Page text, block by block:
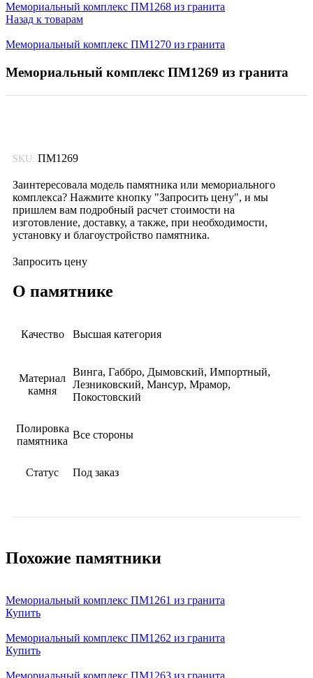
Мемориальный комплекс ПМ1268 из гранита
Назад к товарам
Мемориальный комплекс ПМ1270 из гранита
Мемориальный комплекс ПМ1269 из гранита
SKU: ПМ1269
Заинтересовала модель памятника или мемориального
комплекса? Нажмите кнопку "Запросить цену", и мы
пришлем вам подробный расчет стоимости на
изготовление, доставку, а также, при необходимости,
установку и благоустройство памятника.
Запросить цену
О памятнике
Качество Высшая категория
Материал
камня
Винга, Габбро, Дымовский, Импортный,
Лезниковский, Мансур, Мрамор,
Покостовский
Полировка
памятника
Все стороны
Статус Под заказ
Похожие памятники
Мемориальный комплекс ПМ1261 из гранита
Купить
Мемориальный комплекс ПМ1262 из гранита
Купить
Мемориальный комплекс ПМ1263 из гранита